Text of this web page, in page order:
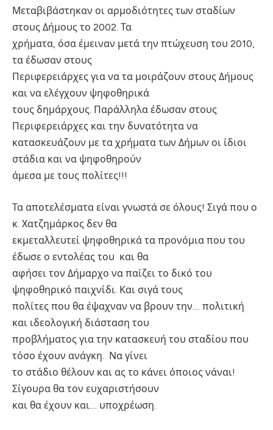
Μεταβιβάστηκαν οι αρμοδιότητες των σταδίων
στους Δήμους το 2002. Τα
χρήματα, όσα έμειναν μετά την πτώχευση του 2010,
τα έδωσαν στους
Περιφερειάρχες για να τα μοιράζουν στους Δήμους
και να ελέγχουν ψηφοθηρικά
τους δημάρχους. Παράλληλα έδωσαν στους
Περιφερειάρχες και την δυνατότητα να
κατασκευάζουν με τα χρήματα των Δήμων οι ίδιοι
στάδια και να ψηφοθηρούν
άμεσα με τους πολίτες!!!
Τα αποτελέσματα είναι γνωστά σε όλους! Σιγά που ο
κ. Χατζημάρκος δεν θα
εκμεταλλευτεί ψηφοθηρικά τα προνόμια που του
έδωσε ο εντολέας του και θα
αφήσει τον Δήμαρχο να παίζει το δικό του
ψηφοθηρικό παιχνίδι. Και σιγά τους
πολίτες που θα έψαχναν να βρουν την…. πολιτική
και ιδεολογική διάσταση του
προβλήματος για την κατασκευή του σταδίου που
τόσο έχουν ανάγκη. Να γίνει
το στάδιο θέλουν και ας το κάνει όποιος νάναι!
Σίγουρα θα τον ευχαριστήσουν
και θα έχουν και…. υποχρέωση.